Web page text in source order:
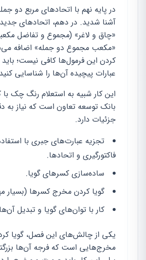
در پایه نهم با اتحادهای مربع دو
آشنا شدید. در دهم، اتحادهای
«چاق و لاغر» (مجموع و تفاضل
«مکعب مجموع دو جمله» اضافه
کردن این فرمول‌ها کافی نیست؛ باید
عبارات پیچیده آن‌ها را شناسایی
این کار شبیه به استعلام رنگ چک
بانک توسعه تعاون است که نیاز به
جزئیات دارد.
تجزیه عبارت‌های جبری با
فاکتورگیری و اتحادها.
ساده‌سازی کسر‌های گویا.
گویا کردن مخرج کسرها (بسیار
کار با توان‌های گویا و تبدیل
یکی از چالش‌های این فصل، گویا